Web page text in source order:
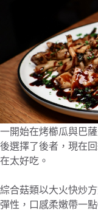
一開始在烤櫛瓜與巴
後選擇了後者，現在
在太好吃。
綜合菇類以大火快炒
彈性，口感柔嫩帶一